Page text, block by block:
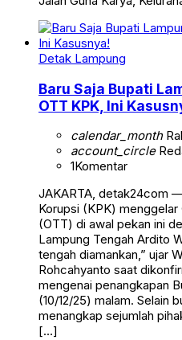
Detak Lampung
Baru Saja Bupati
OTT KPK, Ini
calendar_month
account_circle
1Komentar
JAKARTA, detak24com
Korupsi (KPK) menggelar
(OTT) di awal pekan ini
Lampung Tengah Ardito
tengah diamankan,” ujar
Rohcahyanto saat
mengenai penangkapan
(10/12/25) malam. Selain
menangkap sejumlah
[…]